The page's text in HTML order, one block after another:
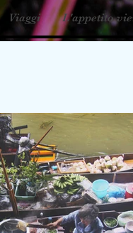
Viaggi L'appetito